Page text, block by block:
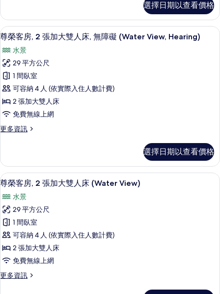
In
Shower)
的
所
有
相
片
(Water
View,
Roll-
In
Shower)
詳
情
雙
人
床,
無
障
礙
(Hearing)
的
所
有
客
房,
2
張
加
大
雙
人
床,
無
障
礙
(Hearing)
的
選擇日期以查看價格
顯
示
尊
榮
客
房,
2
張
加
雙
人
床,
無
障
礙
(Water
View,
Hearing)
所
客房內保險箱、書桌、隔音、熨斗/熨
3
尊榮客房, 2 張加大雙人床, 無障礙 (Water View, Hearing)
水景
29 平方公尺
1 間臥室
可容納 4 人 (依實際入住人數計費)
2 張加大雙人床
免費無線上網
更多資訊
更
客
房,
2
張
加
大
雙
人
床,
無
障
礙
(Water
View,
選擇日期以查看價格
顯
示
尊
榮
客
房,
2
張
加
客房內保險箱、書桌、隔音、熨斗/熨
3
尊榮客房, 2 張加大雙人床 (Water View)
水景
29 平方公尺
1 間臥室
可容納 4 人 (依實際入住人數計費)
2 張加大雙人床
免費無線上網
更多資訊
更